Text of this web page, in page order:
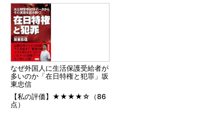
なぜ外国人に生活保護受給者が
多いのか「在日特権と犯罪」坂
東忠信
【私の評価】★★★★☆（86
点）